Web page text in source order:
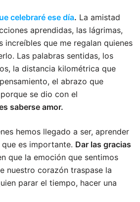
celebraré ese día. La amistad
aprendidas, las lágrimas,
increíbles que me regalan quienes
Las palabras sentidas, los
la distancia kilométrica que
el abrazo que
se dio con el
saberse amor.
hemos llegado a ser, aprender
es importante. Dar las gracias
que la emoción que sentimos
nuestro corazón traspase la
parar el tiempo, hacer una